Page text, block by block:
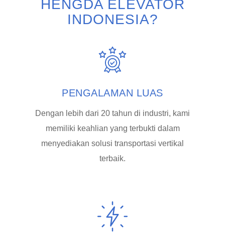
HENGDA ELEVATOR
INDONESIA?
PENGALAMAN LUAS
Dengan lebih dari 20 tahun di industri, kami
memiliki keahlian yang terbukti dalam
menyediakan solusi transportasi vertikal
terbaik.